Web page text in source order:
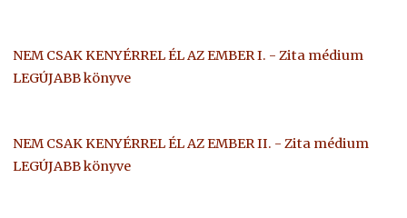
NEM CSAK KENYÉRREL ÉL AZ EMBER I. - Zita médium
LEGÚJABB könyve
NEM CSAK KENYÉRREL ÉL AZ EMBER II. - Zita médium
LEGÚJABB könyve